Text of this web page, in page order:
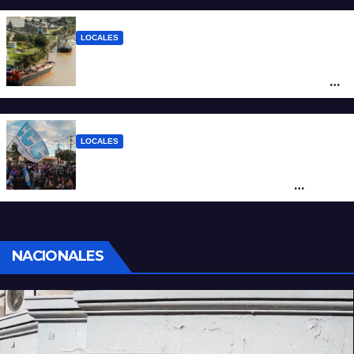
LOCALES
posicionar los puertos del sur de Santa Fe
como salida para las exportaciones
LOCALES
sociales y sindicales
NACIONALES